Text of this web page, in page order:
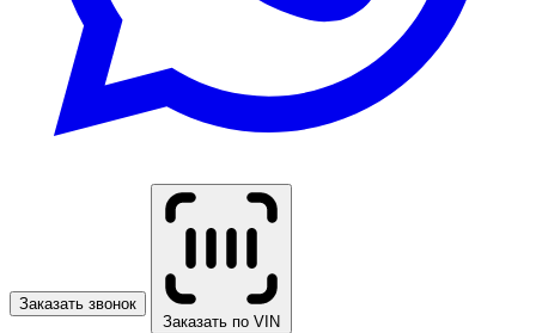
Заказать звонок
Заказать по VIN